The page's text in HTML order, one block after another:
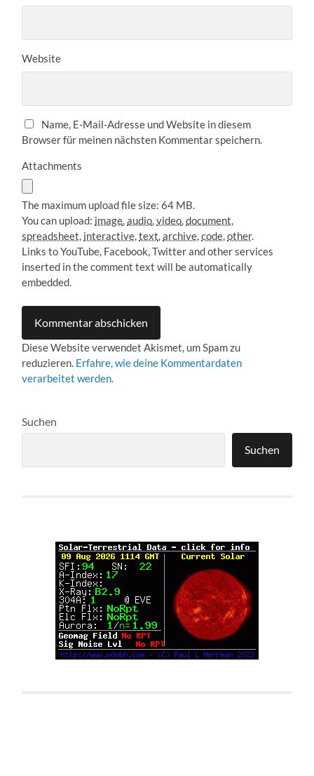
Website
Name, E-Mail-Adresse und Website in diesem
Browser für meinen nächsten Kommentar speichern.
Attachments
The maximum upload file size: 64 MB.
You can upload: image,audio,video,document,
spreadsheet, interactive,text,archive,code,other.
Links to YouTube, Facebook, Twitter and other services
inserted in the comment text will be automatically
embedded.
Diese Website verwendet Akismet, um Spam zu
reduzieren. Erfahre, wie deine Kommentardaten
verarbeitet werden.
Suchen
Suchen